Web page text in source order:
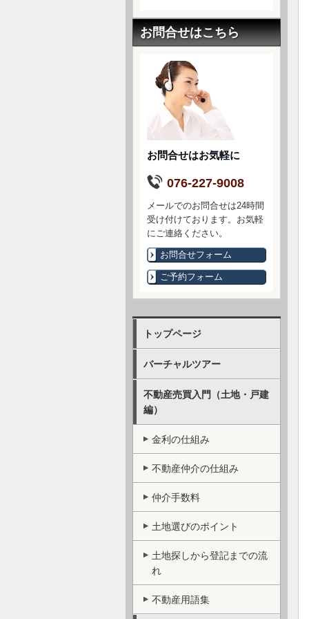
お問合せはこちら
お問合せはお気軽に
076-227-9008
メールでのお問合せは24時間
受け付けております。お気軽
にご連絡ください。
お問合せフォーム
ご予約フォーム
トップページ
バーチャルツアー
不動産売買入門（土地・戸建
編）
金利の仕組み
不動産仲介の仕組み
仲介手数料
土地選びのポイント
土地探しから登記までの流
れ
不動産用語集